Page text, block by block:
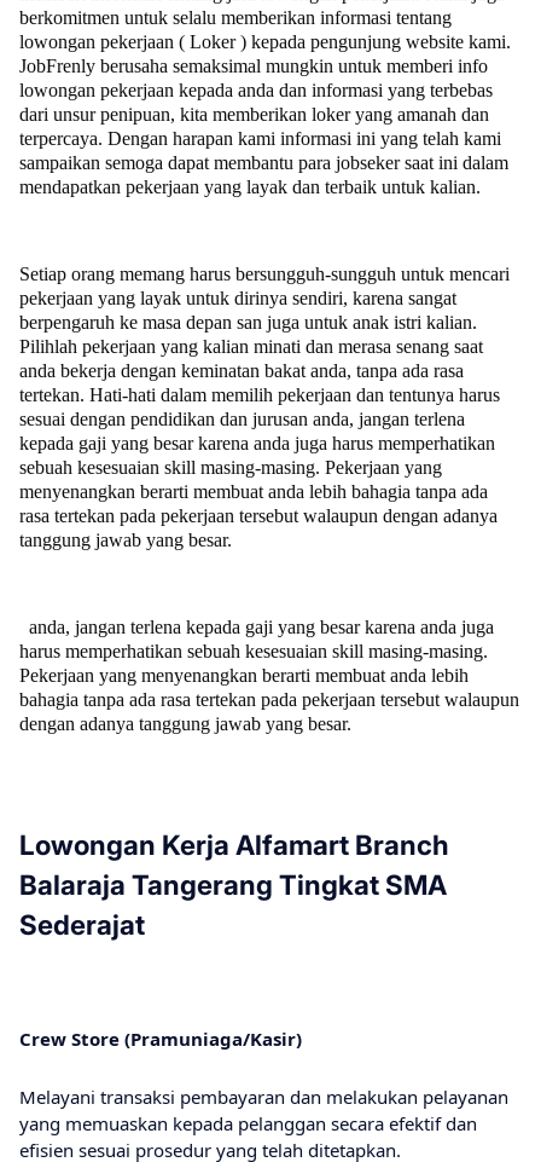
berkomitmen untuk selalu memberikan informasi tentang
lowongan pekerjaan ( Loker ) kepada pengunjung website kami.
JobFrenly berusaha semaksimal mungkin untuk memberi info
lowongan pekerjaan kepada anda dan informasi yang terbebas
dari unsur penipuan, kita memberikan loker yang amanah dan
terpercaya. Dengan harapan kami informasi ini yang telah kami
sampaikan semoga dapat membantu para jobseker saat ini dalam
mendapatkan pekerjaan yang layak dan terbaik untuk kalian.
Setiap orang memang harus bersungguh-sungguh untuk mencari
pekerjaan yang layak untuk dirinya sendiri, karena sangat
berpengaruh ke masa depan san juga untuk anak istri kalian.
Pilihlah pekerjaan yang kalian minati dan merasa senang saat
anda bekerja dengan keminatan bakat anda, tanpa ada rasa
tertekan. Hati-hati dalam memilih pekerjaan dan tentunya harus
sesuai dengan pendidikan dan jurusan anda, jangan terlena
kepada gaji yang besar karena anda juga harus memperhatikan
sebuah kesesuaian skill masing-masing. Pekerjaan yang
menyenangkan berarti membuat anda lebih bahagia tanpa ada
rasa tertekan pada pekerjaan tersebut walaupun dengan adanya
tanggung jawab yang besar.
anda, jangan terlena kepada gaji yang besar karena anda juga
harus memperhatikan sebuah kesesuaian skill masing-masing.
Pekerjaan yang menyenangkan berarti membuat anda lebih
bahagia tanpa ada rasa tertekan pada pekerjaan tersebut walaupun
dengan adanya tanggung jawab yang besar.
Lowongan Kerja Alfamart Branch
Balaraja Tangerang Tingkat SMA
Sederajat
Crеw Stоrе (Pramuniaga/Kasir)
Melayani transaksi pembayaran dan melakukan pelayanan
yang memuaskan kepada pelanggan secara efektif dan
efisien sesuai prosedur yang telah ditetapkan.